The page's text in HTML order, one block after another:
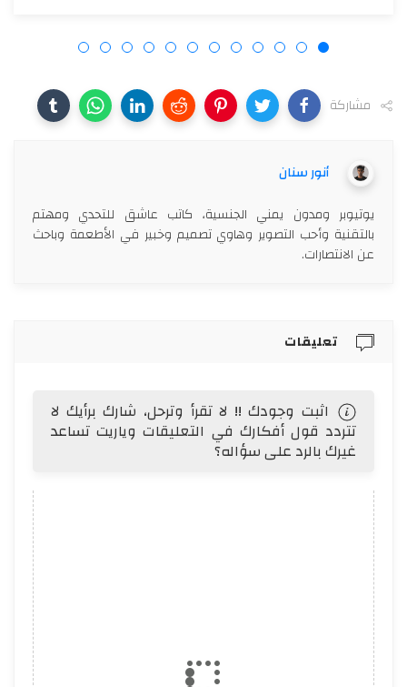
مشاركة
أنور سنان
يوتيوبر ومدون يمني الجنسية، كاتب عاشق للتحدي ومهتم
بالتقنية وأحب التصوير وهاوي تصميم وخبير في الأطعمة وباحث
عن الانتصارات.
تعليقات
اثبت وجودك !! لا تقرأ وترحل، شارك برأيك لا
تتردد قول أفكارك في التعليقات وياريت تساعد
غيرك بالرد على سؤاله؟